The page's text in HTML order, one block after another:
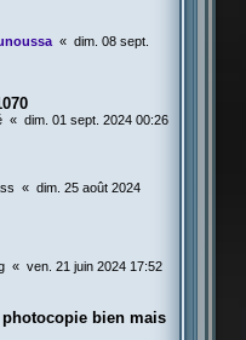
« dim. 08 sept.
« dim. 01 sept. 2024 00:26
« dim. 25 août 2024
« ven. 21 juin 2024 17:52
bien mais